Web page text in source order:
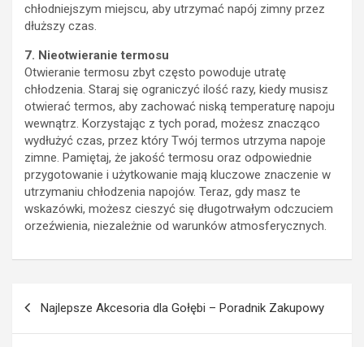
chłodniejszym miejscu, aby utrzymać napój zimny przez
dłuższy czas.
7. Nieotwieranie termosu
Otwieranie termosu zbyt często powoduje utratę
chłodzenia. Staraj się ograniczyć ilość razy, kiedy musisz
otwierać termos, aby zachować niską temperaturę napoju
wewnątrz. Korzystając z tych porad, możesz znacząco
wydłużyć czas, przez który Twój termos utrzyma napoje
zimne. Pamiętaj, że jakość termosu oraz odpowiednie
przygotowanie i użytkowanie mają kluczowe znaczenie w
utrzymaniu chłodzenia napojów. Teraz, gdy masz te
wskazówki, możesz cieszyć się długotrwałym odczuciem
orzeźwienia, niezależnie od warunków atmosferycznych.
wpisu
Najlepsze Akcesoria dla Gołębi – Poradnik Zakupowy